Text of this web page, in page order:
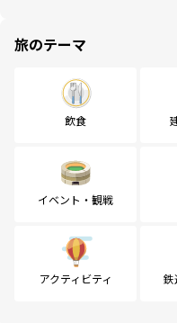
旅のテーマ
飲食
イベント・観戦
アクティビティ 鉄